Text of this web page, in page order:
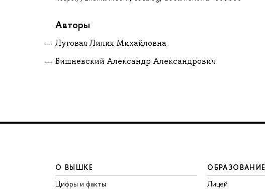
Авторы
Луговая Лилия Михайловна
Вишневский Александр Александрович
О ВЫШКЕ
Цифры и факты
ОБРАЗОВАНИЕ
Лицей